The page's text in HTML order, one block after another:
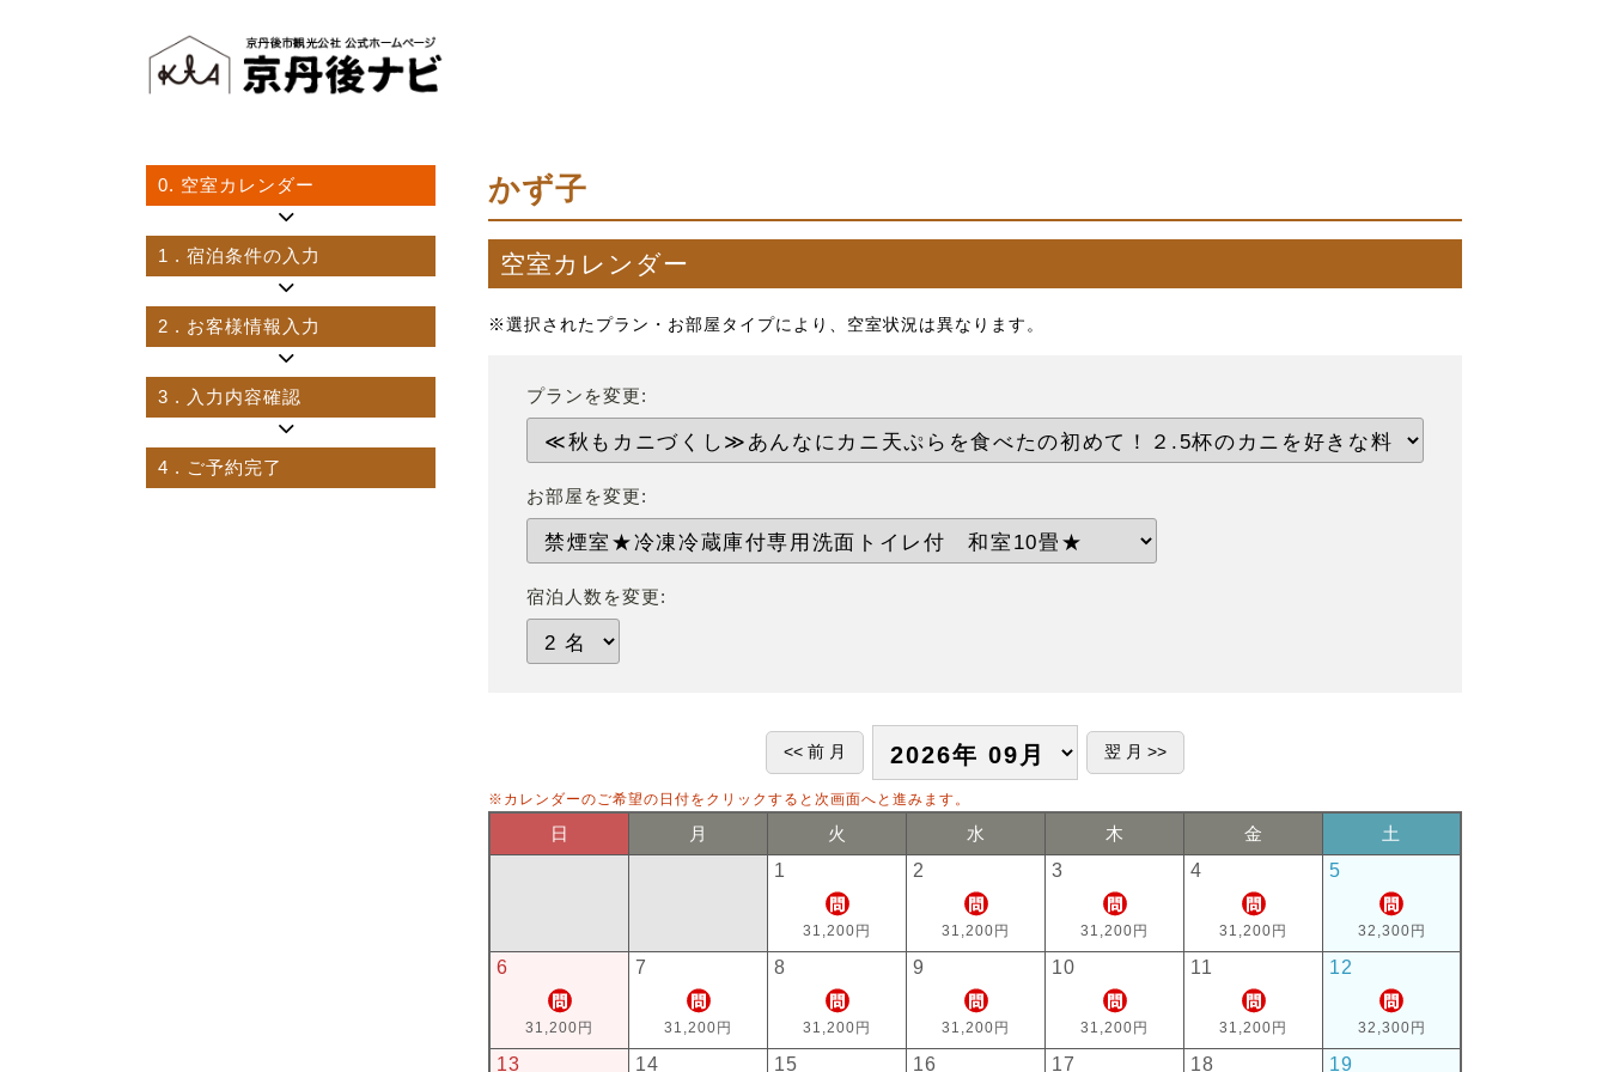
0. 空室カレンダー
1 . 宿泊条件の入力
2 . お客様情報入力
3 . 入力内容確認
4 . ご予約完了
かず子
空室カレンダー
※選択されたプラン・お部屋タイプにより、空室状況は異なります。
プランを変更:
お部屋を変更:
宿泊人数を変更:
※カレンダーのご希望の日付をクリックすると次画面へと進みます。
日 月 火 水 木 金
土
1
31,200円
2
31,200円
3
31,200円
4
31,200円
5
32,300円
6
31,200円
7
31,200円
8
31,200円
9
31,200円
10
31,200円
11
31,200円
12
32,300円
13 14 15 16 17 18 19